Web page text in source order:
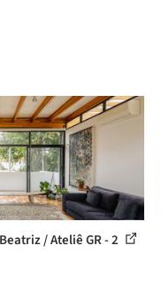
/ Ateliê GR - 2